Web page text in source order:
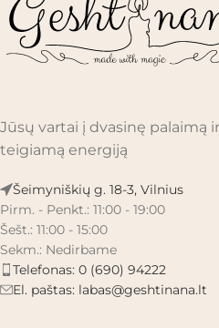
Jūsų vartai į dvasinę palaimą ir
teigiamą energiją
Šeimyniškių g. 18-3, Vilnius
Pirm. - Penkt.: 11:00 - 19:00
Šešt.: 11:00 - 15:00
Sekm.: Nedirbame
Telefonas: 0 (690) 94222
El. paštas: labas@geshtinana.lt